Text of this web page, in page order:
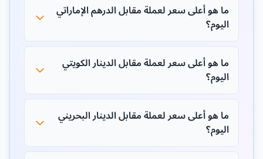
ما هو أعلى سعر لعملة مقابل الدرهم الإماراتي
اليوم؟
ما هو أعلى سعر لعملة مقابل الدينار الكويتي
اليوم؟
ما هو أعلى سعر لعملة مقابل الدينار البحريني
اليوم؟